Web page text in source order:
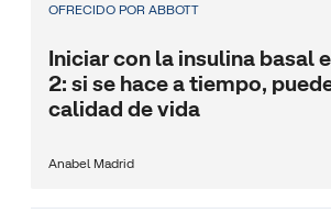
OFRECIDO POR ABBOTT
Iniciar con la insulina basal
2: si se hace a tiempo,
calidad de vida
Anabel Madrid